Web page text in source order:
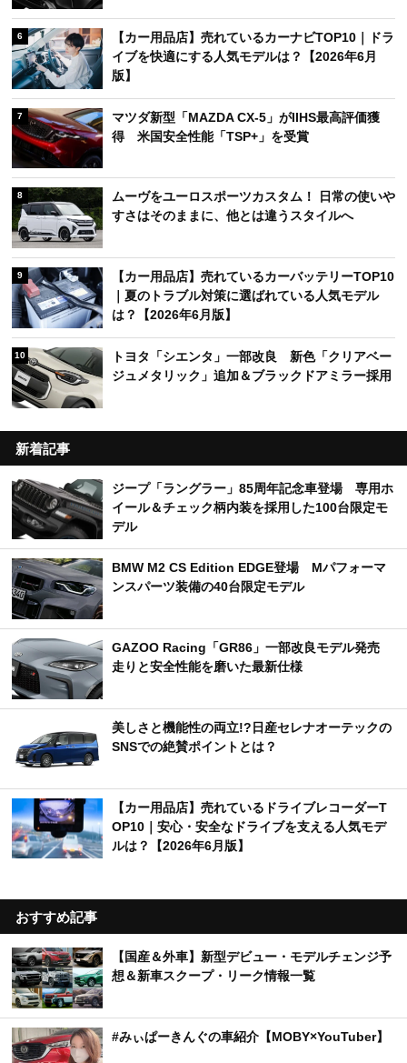
6
【カー用品店】売れているカーナビTOP10｜ドラ
イブを快適にする人気モデルは？【2026年6月
版】
7
マツダ新型「MAZDA CX-5」がIIHS最高評価獲
得 米国安全性能「TSP+」を受賞
8
ムーヴをユーロスポーツカスタム！ 日常の使いや
すさはそのままに、他とは違うスタイルへ
9
【カー用品店】売れているカーバッテリーTOP10
｜夏のトラブル対策に選ばれている人気モデル
は？【2026年6月版】
10
トヨタ「シエンタ」一部改良 新色「クリアベー
ジュメタリック」追加＆ブラックドアミラー採用
新着記事
ジープ「ラングラー」85周年記念車登場 専用ホ
イール＆チェック柄内装を採用した100台限定モ
デル
BMW M2 CS Edition EDGE登場 Mパフォーマ
ンスパーツ装備の40台限定モデル
GAZOO Racing「GR86」一部改良モデル発売
走りと安全性能を磨いた最新仕様
美しさと機能性の両立!?日産セレナオーテックの
SNSでの絶賛ポイントとは？
【カー用品店】売れているドライブレコーダーT
OP10｜安心・安全なドライブを支える人気モデ
ルは？【2026年6月版】
おすすめ記事
【国産＆外車】新型デビュー・モデルチェンジ予
想＆新車スクープ・リーク情報一覧
#みぃぱーきんぐの車紹介【MOBY×YouTuber】